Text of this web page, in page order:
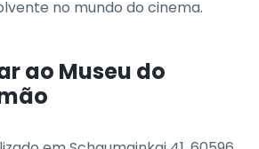
no mundo do cinema.
ao Museu do